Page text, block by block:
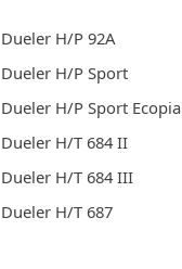
Dueler H/P 92A
Dueler H/P Sport
Dueler H/P Sport Ecopia
Dueler H/T 684 II
Dueler H/T 684 III
Dueler H/T 687